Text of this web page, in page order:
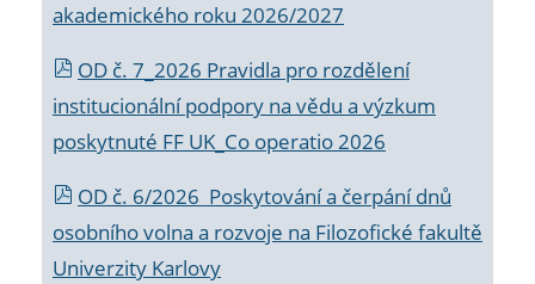
akademického roku 2026/2027
OD č. 7_2026 Pravidla pro rozdělení
institucionální podpory na vědu a výzkum
poskytnuté FF UK_Co operatio 2026
OD č. 6/2026 Poskytování a čerpání dnů
osobního volna a rozvoje na Filozofické fakultě
Univerzity Karlovy